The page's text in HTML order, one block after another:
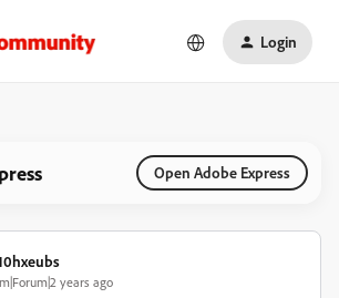
Login
Open Adobe Express
years ago